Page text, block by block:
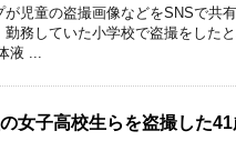
児童の盗撮画像などをSNSで共
勤務していた小学校で盗撮をした
液 ...
女子高校生らを盗撮した